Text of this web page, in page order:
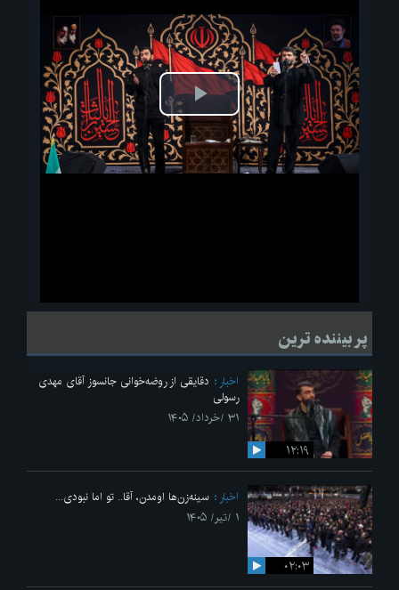
پخش
ویدیو
لحظاتی از قرائت زیارت اربعین امام حسین(ع) در مراسم عزاداری هیئات
پر بیننده ترین
۱۲:۱۹
اخبار
دقایقی از روضه‌خوانی جانسوز آقای مهدی
رسولی
۳۱ /خرداد/ ۱۴۰۵
۰۲:۰۳
اخبار
سینه‌زن‌ها اومدن،‌ آقا.. تو اما نبودی...
۱ /تیر/ ۱۴۰۵